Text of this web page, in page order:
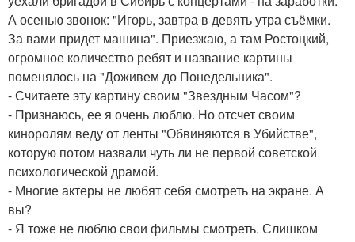
А осенью звонок: "Игорь, завтра в девять утра съёмки.
За вами придет машина". Приезжаю, а там Ростоцкий,
огромное количество ребят и название картины
поменялось на "Доживем до Понедельника".
- Считаете эту картину своим "Звездным Часом"?
- Признаюсь, ее я очень люблю. Но отсчет своим
киноролям веду от ленты "Обвиняются в Убийстве",
которую потом назвали чуть ли не первой советской
психологической драмой.
- Многие актеры не любят себя смотреть на экране. А
вы?
- Я тоже не люблю свои фильмы смотреть. Слишком